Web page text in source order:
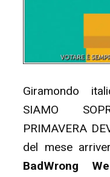
Giramondo
SIAMO
PRIMAVERA
del mese
BadWrong